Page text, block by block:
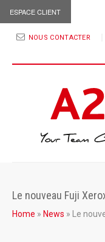
ESPACE CLIENT
NOUS CONTACTER
Le nouveau Fuji
Home » News » Le